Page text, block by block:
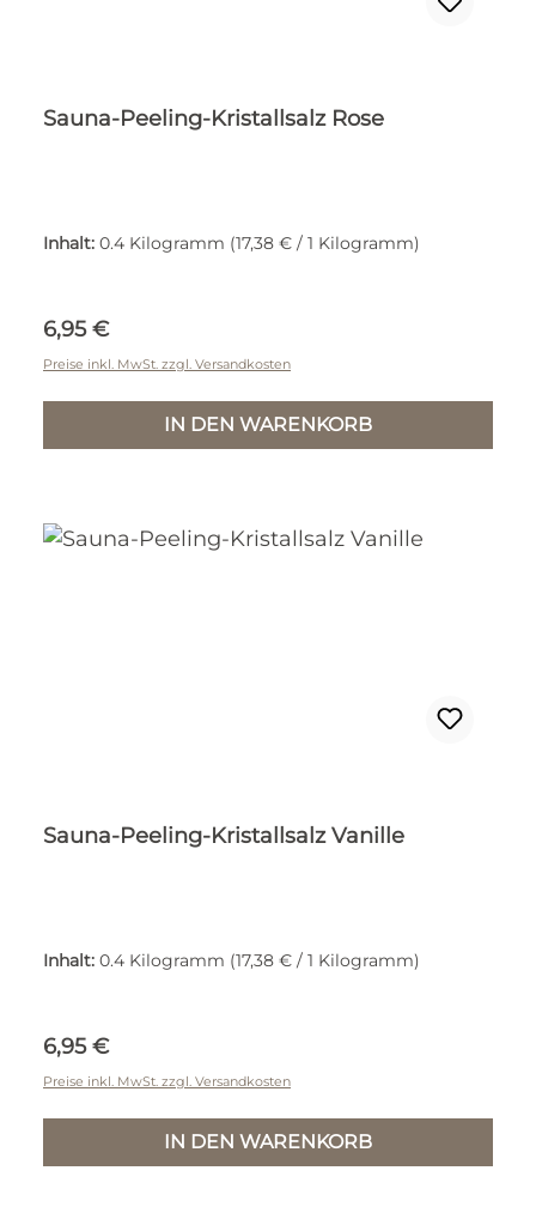
Sauna-Peeling-Kristallsalz Rose
Inhalt: 0.4 Kilogramm (17,38 € / 1 Kilogramm)
Regulärer Preis:
6,95 €
Preise inkl. MwSt. zzgl. Versandkosten
IN DEN WARENKORB
Sauna-Peeling-Kristallsalz Vanille
Inhalt: 0.4 Kilogramm (17,38 € / 1 Kilogramm)
Regulärer Preis:
6,95 €
Preise inkl. MwSt. zzgl. Versandkosten
IN DEN WARENKORB